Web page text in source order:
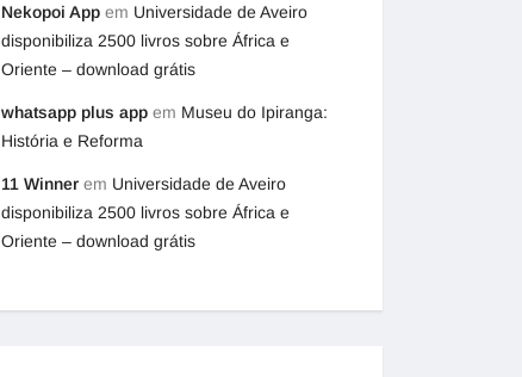
Nekopoi App em Universidade de Aveiro
disponibiliza 2500 livros sobre África e
Oriente – download grátis
whatsapp plus app em Museu do Ipiranga:
História e Reforma
11 Winner em Universidade de Aveiro
disponibiliza 2500 livros sobre África e
Oriente – download grátis